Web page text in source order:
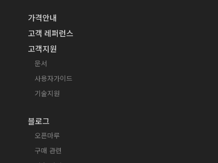
가격안내
고객 레퍼런스
고객지원
문서
사용자가이드
기술지원
블로그
오픈마루
구매 관련